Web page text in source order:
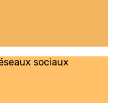
sociaux